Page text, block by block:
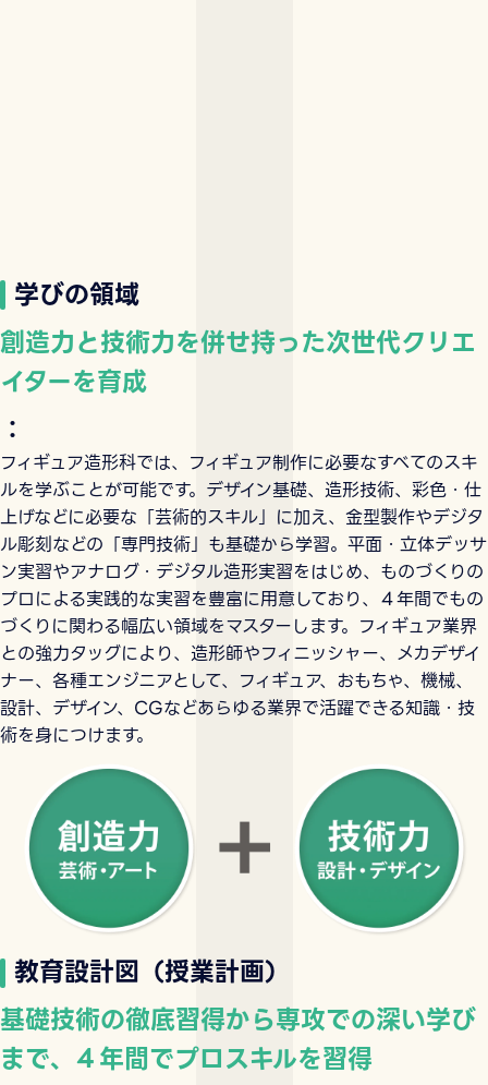
学びの領域
：
創造力と技術力を併せ持った次世代クリエ
イターを育成
フィギュア造形科では、フィギュア制作に必要なすべてのスキ
ルを学ぶことが可能です。デザイン基礎、造形技術、彩色・仕
上げなどに必要な「芸術的スキル」に加え、金型製作やデジタ
ル彫刻などの「専門技術」も基礎から学習。平面・立体デッサ
ン実習やアナログ・デジタル造形実習をはじめ、ものづくりの
プロによる実践的な実習を豊富に用意しており、４年間でもの
づくりに関わる幅広い領域をマスターします。フィギュア業界
との強力タッグにより、造形師やフィニッシャー、メカデザイ
ナー、各種エンジニアとして、フィギュア、おもちゃ、機械、
設計、デザイン、CGなどあらゆる業界で活躍できる知識・技
術を身につけます。
教育設計図（授業計画）
基礎技術の徹底習得から専攻での深い学び
まで、４年間でプロスキルを習得